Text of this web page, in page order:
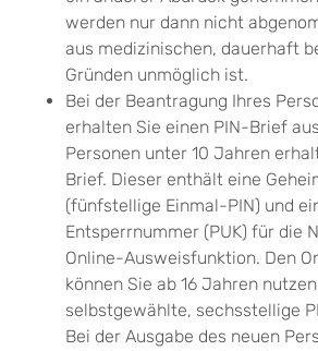
werden nur dann nicht
aus medizinischen, dauerhaft
Gründen unmöglich ist.
Bei der Beantragung Ihres
erhalten Sie einen PIN-Brief
Personen unter 10 Jahren
Brief. Dieser enthält eine
(fünfstellige Einmal-PIN) und
Entsperrnummer (PUK) für die
Online-Ausweisfunktion. Den
können Sie ab 16 Jahren
selbstgewählte, sechsstellige
Bei der Ausgabe des neuen